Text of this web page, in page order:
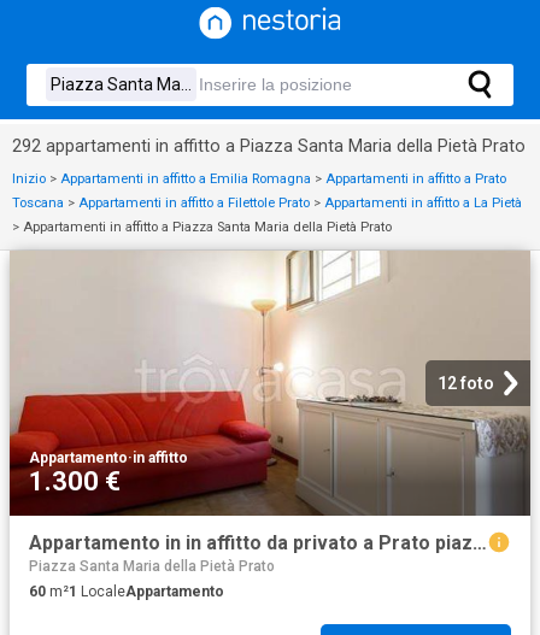
292 appartamenti in affitto a Piazza Santa Maria della Pietà Prato
Inizio > Appartamenti in affitto a Emilia Romagna > Appartamenti in affitto a Prato
Toscana > Appartamenti in affitto a Filettole Prato > Appartamenti in affitto a La Pietà
> Appartamenti in affitto a Piazza Santa Maria della Pietà Prato
12 foto
Appartamento·in affitto
1.300 €
Appartamento in in affitto da privato a Prato piazza del Collegio, 7, da privato, centrale TrovaCasa
Piazza Santa Maria della Pietà Prato
60 m²1 LocaleAppartamento